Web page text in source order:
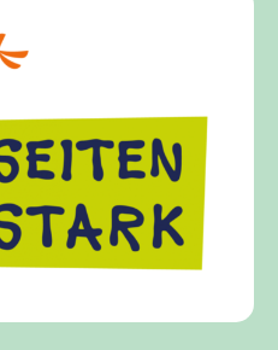
Internet-Angebot für
das zu
Streit und
Austausch zu
ermöglicht. frieden-
auf wichtige
Gewalt.